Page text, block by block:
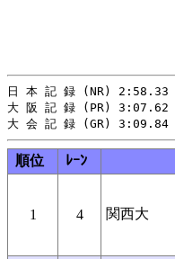
日 本 記 録 (NR) 2:58.33
大 阪 記 録 (PR) 3:07.62
順位 ﾚｰﾝ
1 4 関西大